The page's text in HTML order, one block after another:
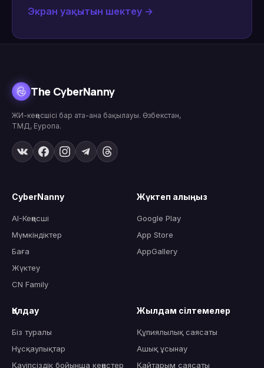
Экран уақытын шектеу →
The CyberNanny
ЖИ-кеңесшісі бар ата-ана бақылауы. Өзбекстан,
ТМД, Еуропа.
CyberNanny
AI-Кеңесші
Мүмкіндіктер
Баға
Жүктеу
CN Family
Жүктеп алыңыз
Google Play
App Store
AppGallery
Қолдау
Біз туралы
Нұсқаулықтар
Қауіпсіздік бойынша кеңестер
Жылдам сілтемелер
Құпиялылық саясаты
Ашық ұсынау
Қайтарым саясаты